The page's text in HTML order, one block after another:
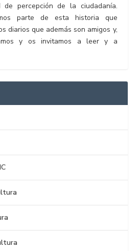
de percepción de la ciudadanía.
parte de esta historia que
diarios que además son amigos y,
y os invitamos a leer y a